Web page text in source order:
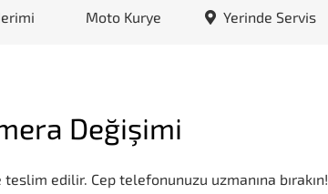
Moto Kurye Yerinde Servis
Değişimi
edilir. Cep telefonunuzu uzmanına bırakın!